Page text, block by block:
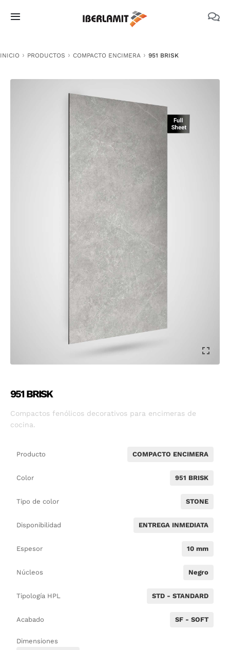
Toggle
NOSOTROS
DOCUMENTACIÓN TÉCNICA
INICIO PRODUCTOS COMPACTO ENCIMERA 951 BRISK
951 BRISK
Compactos fenólicos decorativos para encimeras de
cocina.
Producto COMPACTO ENCIMERA
Color 951 BRISK
Tipo de color STONE
Disponibilidad ENTREGA INMEDIATA
Espesor 10 mm
Núcleos Negro
Tipología HPL STD - STANDARD
Acabado SF - SOFT
Dimensiones